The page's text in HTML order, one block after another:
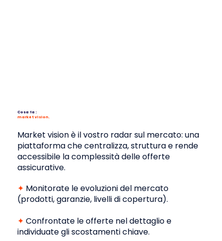
In un mercato assicurativo in perenne
movimento, il monitoraggio della concorrenza è
una vera sfida.
Tra lancio di nuovi prodotti o versioni,
rimodulazioni delle garanzie e adeguamenti
aggiornata del panorama assicurativo diventa
complesso.
Cosa fa :
market vision.
Market vision è il vostro radar sul mercato: una
piattaforma che centralizza, struttura e rende
accessibile la complessità delle offerte
assicurative.
✦ Monitorate le evoluzioni del mercato
(prodotti, garanzie, livelli di copertura).
✦ Confrontate le offerte nel dettaglio e
individuate gli scostamenti chiave.